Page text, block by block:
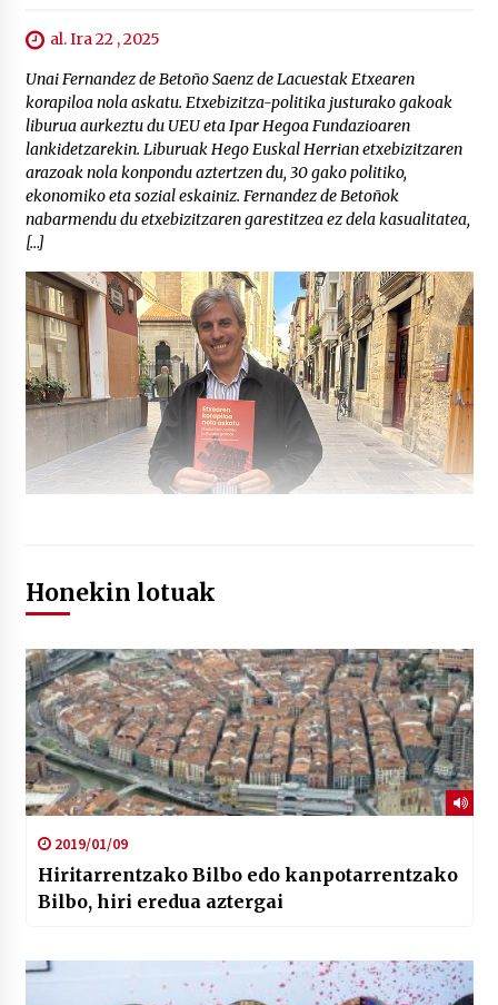
al. Ira 22 , 2025
Unai Fernandez de Betoño Saenz de Lacuestak Etxearen
korapiloa nola askatu. Etxebizitza-politika justurako gakoak
liburua aurkeztu du UEU eta Ipar Hegoa Fundazioaren
lankidetzarekin. Liburuak Hego Euskal Herrian etxebizitzaren
arazoak nola konpondu aztertzen du, 30 gako politiko,
ekonomiko eta sozial eskainiz. Fernandez de Betoñok
nabarmendu du etxebizitzaren garestitzea ez dela kasualitatea,
[…]
Honekin lotuak
2019/01/09
Hiritarrentzako Bilbo edo kanpotarrentzako
Bilbo, hiri eredua aztergai